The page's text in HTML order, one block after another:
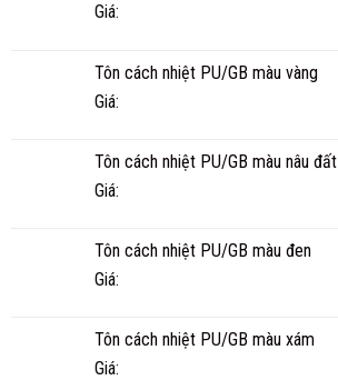
BAO
Giá:
Tôn cách nhiệt PU/GB màu vàng
Giá:
Tôn cách nhiệt PU/GB màu nâu đất
Giá:
Tôn cách nhiệt PU/GB màu đen
Giá:
Tôn cách nhiệt PU/GB màu xám
Giá: